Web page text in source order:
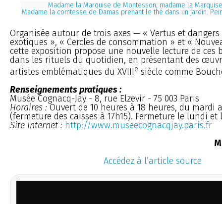
Madame la Marquise de Montesson, madame la
Madame la comtesse de Damas prenant le thé dans un jardin.
Organisée autour de trois axes — « Vertus et dangers
exotiques », « Cercles de consommation » et «
cette exposition propose une nouvelle lecture de ces
dans les rituels du quotidien, en présentant des
artistes emblématiques du XVIIIe siècle comme
Renseignements pratiques :
Musée Cognacq-Jay - 8, rue Elzevir - 75 003 Paris
Horaires : Ouvert de 10 heures à 18 heures, du mardi
(fermeture des caisses à 17h15). Fermeture le lundi
Site Internet : http://www.museecognacqjay.paris.fr
Accédez à l’article source